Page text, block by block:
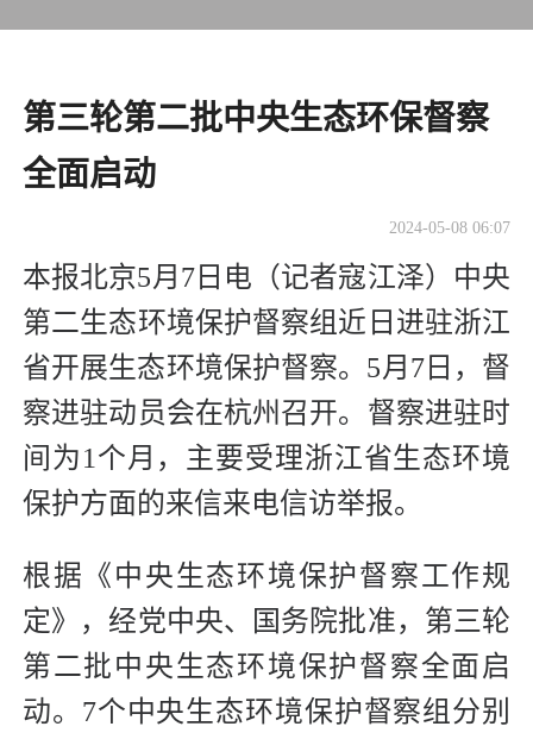
第三轮第二批中央生态环保督察
全面启动
2024-05-08 06:07
本报北京5月7日电（记者寇江泽）中央
第二生态环境保护督察组近日进驻浙江
省开展生态环境保护督察。5月7日，督
察进驻动员会在杭州召开。督察进驻时
间为1个月，主要受理浙江省生态环境
保护方面的来信来电信访举报。
根据《中央生态环境保护督察工作规
定》，经党中央、国务院批准，第三轮
第二批中央生态环境保护督察全面启
动。7个中央生态环境保护督察组分别